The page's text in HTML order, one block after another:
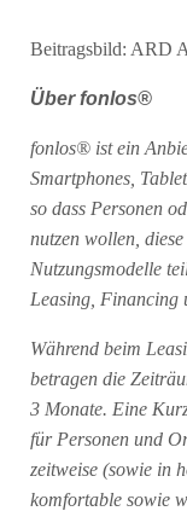
Beitragsbild: ARD
Über fonlos®
fonlos® ist ein
Smartphones,
so dass Personen
nutzen wollen,
Nutzungsmodelle
Leasing, Financing
Während beim
betragen die
3 Monate. Eine
für Personen und
zeitweise (sowie in
komfortable sowie